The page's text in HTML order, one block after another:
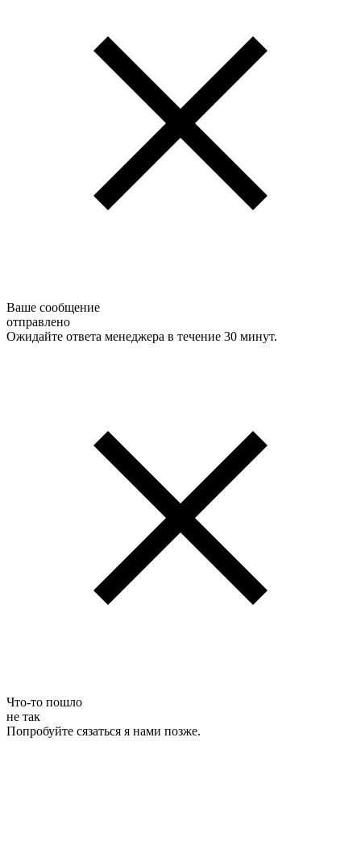
Ваше сообщение
отправлено
Ожидайте ответа менеджера в течение 30 минут.
Что-то пошло
не так
Попробуйте сязаться я нами позже.